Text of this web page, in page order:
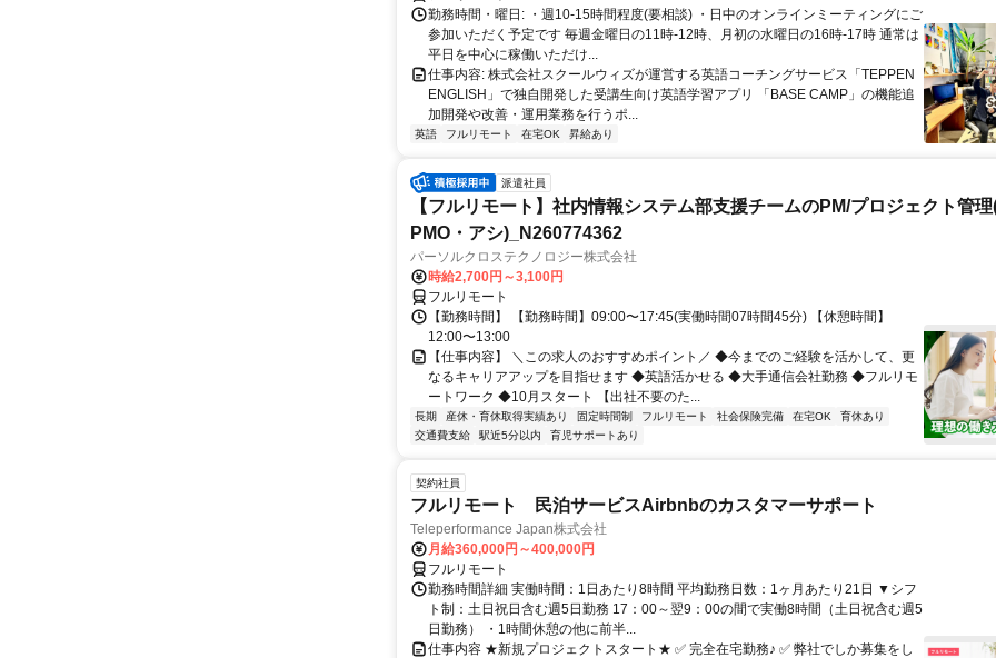
勤務時間・曜日: ・週10-15時間程度(要相談) ・日中のオンラインミーティングにご
参加いただく予定です 毎週金曜日の11時-12時、月初の水曜日の16時-17時 通常は
平日を中心に稼働いただけ...
仕事内容: 株式会社スクールウィズが運営する英語コーチングサービス「TEPPEN
ENGLISH」で独自開発した受講生向け英語学習アプリ 「BASE CAMP」の機能追
加開発や改善・運用業務を行うポ...
英語 フルリモート 在宅OK 昇給あり
派遣社員
【フルリモート】社内情報システム部支援チームのPM/プロジェクト管
PMO・アシ)_N260774362
パーソルクロステクノロジー株式会社
時給2,700円～3,100円
フルリモート
【勤務時間】 【勤務時間】09:00〜17:45(実働時間07時間45分) 【休憩時間】
12:00〜13:00
【仕事内容】 ＼この求人のおすすめポイント／ ◆今までのご経験を活かして、更
なるキャリアアップを目指せます ◆英語活かせる ◆大手通信会社勤務 ◆フルリモ
ートワーク ◆10月スタート 【出社不要のた...
長期 産休・育休取得実績あり 固定時間制 フルリモート 社会保険完備 在宅OK
育休あり
交通費支給
駅近5分以内 育児サポートあり
契約社員
フルリモート 民泊サービスAirbnbのカスタマーサポート
Teleperformance Japan株式会社
月給360,000円～400,000円
フルリモート
勤務時間詳細 実働時間：1日あたり8時間 平均勤務日数：1ヶ月あたり21日 ▼シフ
ト制：土日祝日含む週5日勤務 17：00～翌9：00の間で実働8時間（土日祝含む週5
日勤務） ・1時間休憩の他に前半...
仕事内容 ★新規プロジェクトスタート★ ✅ 完全在宅勤務♪ ✅ 弊社でしか募集をし